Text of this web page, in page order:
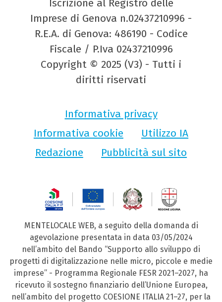
Iscrizione al Registro delle
Imprese di Genova n.02437210996 -
R.E.A. di Genova: 486190 - Codice
Fiscale / P.Iva 02437210996
Copyright © 2025 (V3) - Tutti i
diritti riservati
Informativa privacy
Informativa cookie
Utilizzo IA
Redazione
Pubblicità sul sito
MENTELOCALE WEB, a seguito della domanda di
agevolazione presentata in data 03/05/2024
nell’ambito del Bando “Supporto allo sviluppo di
progetti di digitalizzazione nelle micro, piccole e medie
imprese” - Programma Regionale FESR 2021–2027, ha
ricevuto il sostegno finanziario dell’Unione Europea,
nell’ambito del progetto COESIONE ITALIA 21–27, per la